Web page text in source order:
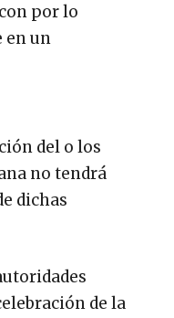
por lo
en un
del o los
no tendrá
dichas
de la